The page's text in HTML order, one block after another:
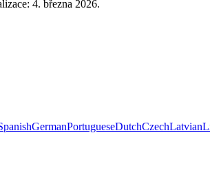
4. března 2026.
GermanPortugueseDutchCzechLatvian